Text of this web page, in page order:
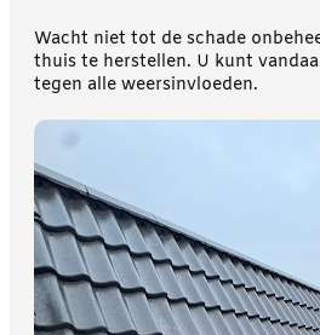
Wacht niet tot de schade
thuis te herstellen. U kunt
tegen alle weersinvloeden.